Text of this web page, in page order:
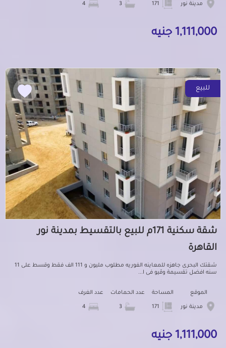
مدينة نور
1,111,000 جنيه
للبيع
شقة سكنية 171م للبيع بالتقسيط بمدينة نور
القاهرة
شقتك البحرى جاهزه للمعاينه الفوريه مطلوب مليون و 111 الف فقط وقسط على 11
سنه افضل تقسيمة وڤيو فى ا...
الموقع
مدينة نور
المساحة عدد الحمامات عدد الغرف
1,111,000 جنيه